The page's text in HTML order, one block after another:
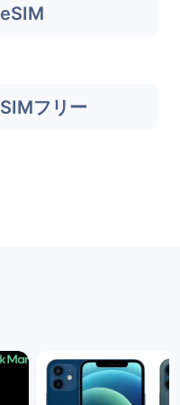
eSIM
SIMフリー